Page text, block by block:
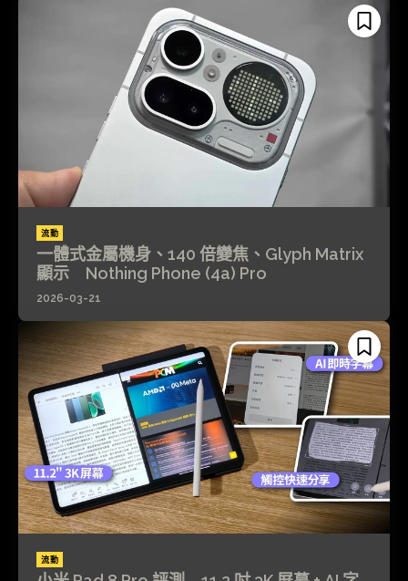
流動
一體式金屬機身、140 倍變焦、Glyph Matrix
顯示 Nothing Phone (4a) Pro
2026-03-21
流動